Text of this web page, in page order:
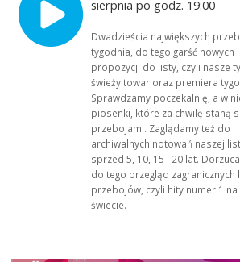
sierpnia po godz. 19:00
Dwadzieścia największych
tygodnia, do tego garść nowych
propozycji do listy, czyli nasze
świeży towar oraz premiera
Sprawdzamy poczekalnię, a w
piosenki, które za chwilę staną
przebojami. Zaglądamy też do
archiwalnych notowań naszej
sprzed 5, 10, 15 i 20 lat.
do tego przegląd zagranicznych
przebojów, czyli hity numer 1 na
świecie.